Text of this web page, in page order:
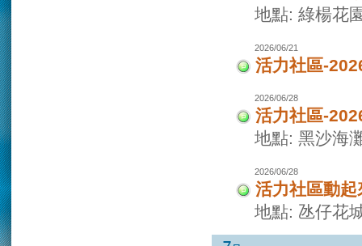
地點: 綠楊花
2026/06/21
活力社區-
2026/06/28
活力社區-
地點: 黑沙海
2026/06/28
活力社區動
地點: 氹仔花